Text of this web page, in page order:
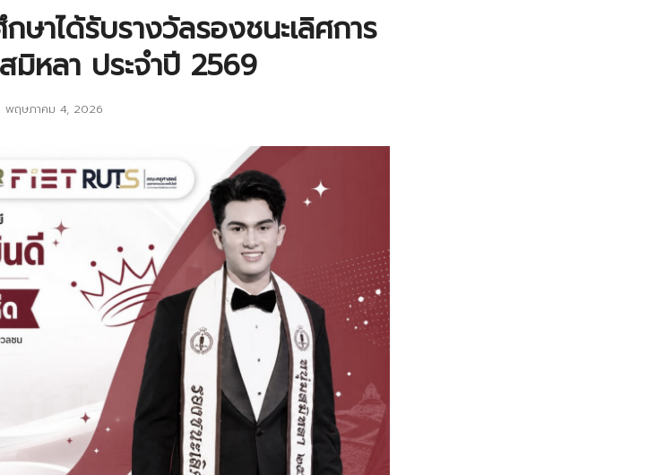
าได้รับรางวัลรองชนะเลิศการ
มิหลา ประจำปี 2569
พฤษภาคม 4, 2026